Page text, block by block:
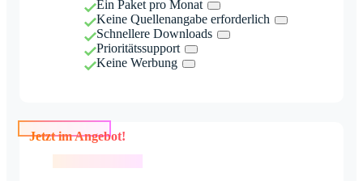
Ein Paket pro Monat
Keine Quellenangabe erforderlich
Schnellere Downloads
Prioritätssupport
Keine Werbung
Jetzt im Angebot!